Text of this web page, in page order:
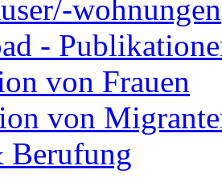
wohnungen
-
von Frauen
von
Berufung